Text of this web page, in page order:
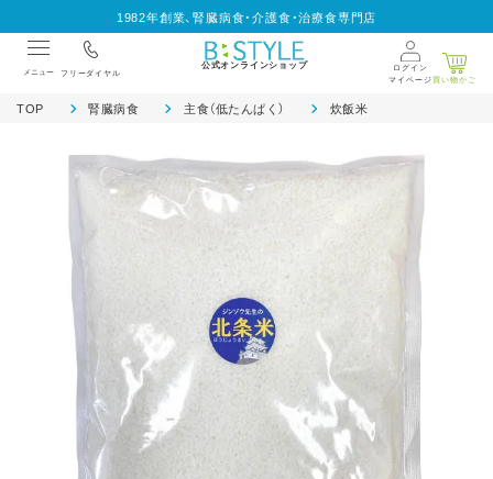
1982年創業、腎臓病食・介護食・治療食専門店
メニュー フリーダイヤル
公式オンラインショップ
ログイン
マイページ買い物かご
TOP 腎臓病食 主食（低たんぱく） 炊飯米